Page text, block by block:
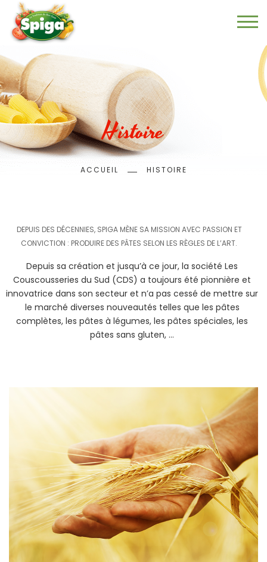
Aller
au
contenu
principal
Histoire
Fil
ACCUEIL HISTOIRE
DEPUIS DES DÉCENNIES, SPIGA MÈNE SA MISSION AVEC PASSION ET
CONVICTION : PRODUIRE DES PÂTES SELON LES RÈGLES DE L’ART.
Depuis sa création et jusqu’à ce jour, la société Les
Couscousseries du Sud (CDS) a toujours été pionnière et
innovatrice dans son secteur et n’a pas cessé de mettre sur
le marché diverses nouveautés telles que les pâtes
complètes, les pâtes à légumes, les pâtes spéciales, les
pâtes sans gluten, …